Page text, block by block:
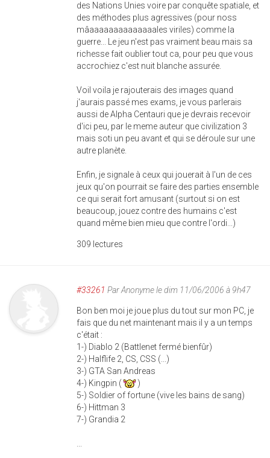
des Nations Unies voire par conquête spatiale, et
des méthodes plus agressives (pour noss
mâaaaaaaaaaaaaaales viriles) comme la
guerre... Le jeu n'est pas vraiment beau mais sa
richesse fait oublier tout ca, pour peu que vous
accrochiez c'est nuit blanche assurée.
Voil voila je rajouterais des images quand
j'aurais passé mes exams, je vous parlerais
aussi de Alpha Centauri que je devrais recevoir
d'ici peu, par le meme auteur que civilization 3
mais soti un peu avant et qui se déroule sur une
autre planète.
Enfin, je signale à ceux qui jouerait à l'un de ces
jeux qu'on pourrait se faire des parties ensemble
ce qui serait fort amusant (surtout si on est
beaucoup, jouez contre des humains c'est
quand même bien mieu que contre l'ordi...)
309 lectures
#33261 ParAnonymele dim 11/06/2006 à 9h47
Bon ben moi je joue plus du tout sur mon PC, je
fais que du net maintenant mais il y a un temps
c'était :
1-) Diablo 2 (Battlenet fermé bienfûr)
2-) Halflife 2, CS, CSS (...)
3-) GTA San Andreas
4-) Kingpin (
)
5-) Soldier of fortune (vive les bains de sang)
6-) Hittman 3
7-) Grandia 2